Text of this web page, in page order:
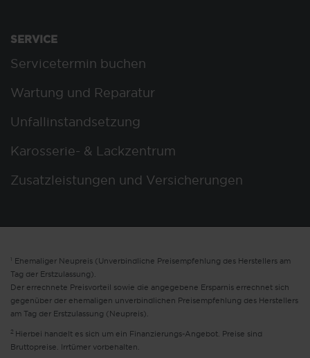
SERVICE
Servicetermin buchen
Wartung und Reparatur
Unfallinstandsetzung
Karosserie- & Lackzentrum
Zusatzleistungen und Versicherungen
1 Ehemaliger Neupreis (Unverbindliche Preisempfehlung des Herstellers am
Tag der Erstzulassung).
Der errechnete Preisvorteil sowie die angegebene Ersparnis errechnet sich
gegenüber der ehemaligen unverbindlichen Preisempfehlung des Herstellers
am Tag der Erstzulassung (Neupreis).
2 Hierbei handelt es sich um ein Finanzierungs-Angebot. Preise sind
Bruttopreise. Irrtümer vorbehalten.